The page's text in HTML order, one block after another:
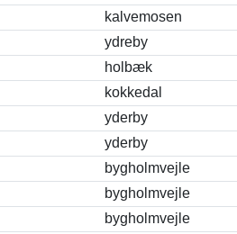
kalvemosen
ydreby
holbæk
kokkedal
yderby
yderby
bygholmvejle
bygholmvejle
bygholmvejle